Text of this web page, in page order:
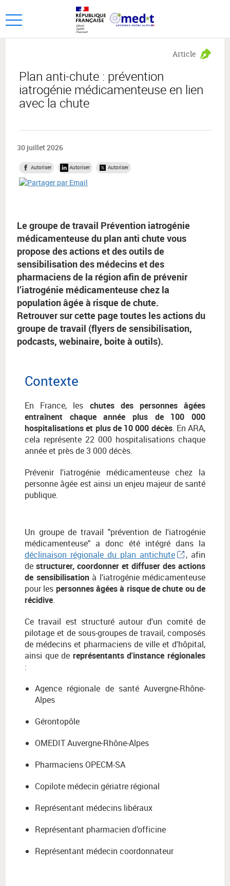
au
menu
au
contenu
Ouvrir
Plan anti-chute : prévention
iatrogénie médicamenteuse en lien
avec la chute
Article
30 juillet 2026
Autoriser Autoriser Autoriser
Le groupe de travail Prévention iatrogénie
médicamenteuse du plan anti chute vous
propose des actions et des outils de
sensibilisation des médecins et des
pharmaciens de la région afin de prévenir
l’iatrogénie médicamenteuse chez la
population âgée à risque de chute.
Retrouver sur cette page toutes les actions du
groupe de travail (flyers de sensibilisation,
podcasts, webinaire, boite à outils).
Contexte
En France, les chutes des personnes âgées
entraînent chaque année plus de 100 000
hospitalisations et plus de 10 000 décès. En ARA,
cela représente 22 000 hospitalisations chaque
année et près de 3 000 décès.
Prévenir l'iatrogénie médicamenteuse chez la
personne âgée est ainsi un enjeu majeur de santé
publique.
Un groupe de travail "prévention de l'iatrogénie
médicamenteuse" a donc été intégré dans la
déclinaison régionale du plan antichute
, afin
de structurer, coordonner et diffuser des actions
de sensibilisationà l'iatrogénie médicamenteuse
pour les personnes âgées à risque de chute ou de
récidive.
Ce travail est structuré autour d'un comité de
pilotage et de sous-groupes de travail, composés
de médecins et pharmaciens de ville et d'hôpital,
ainsi que de représentants d'instance régionales
:
Agence régionale de santé Auvergne-Rhône-
Alpes
Gérontopôle
OMEDIT Auvergne-Rhône-Alpes
Pharmaciens OPECM-SA
Copilote médecin gériatre régional
Représentant médecins libéraux
Représentant pharmacien d’officine
Représentant médecin coordonnateur